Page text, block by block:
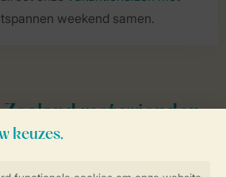
weekend samen.
met vrienden
wakker, want het is tijd voor een